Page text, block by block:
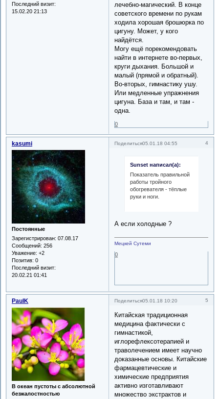
Последний визит:
15.02.20 21:13
лечебно-магический. В конце
советского времени по рукам
ходила хорошая брошюрка по
цигуну. Может, у кого
найдётся.
Могу ещё порекомендовать
найти в интернете во-первых,
круги дыхания. Большой и
малый (прямой и обратный).
Во-вторых, гимнастику ушу.
Или медленные упражнения
цигуна. База и там, и там -
одна.
0
Поделиться 4
05.01.18 04:55
kasumi
Постоянные
Зарегистрирован: 07.08.17
Сообщений: 256
Уважение: +2
Позитив: 0
Последний визит:
20.02.21 01:41
Sunset написал(а):
Показатель правильной
работы тройного
обогревателя - тёплые
руки и ноги.
А если холодные ?
Мецкей Сутеми
0
Поделиться 5
05.01.18 10:20
PaulK
В океан пустоты с абсолютной
безжалостностью
Китайская традиционная
медицина фактически с
гимнастикой,
иглорефлексотерапией и
траволечением имеет научно
доказанные основы. Китайские
фармацевтические и
химические предприятия
активно изготавливают
множество экстрактов и